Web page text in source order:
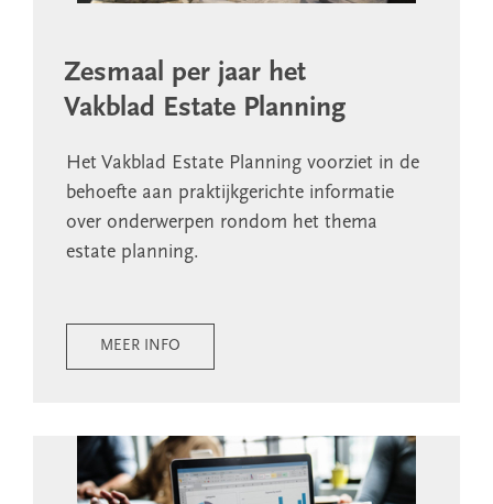
Zesmaal per jaar het
Vakblad Estate Planning
Het Vakblad Estate Planning voorziet in de
behoefte aan praktijkgerichte informatie
over onderwerpen rondom het thema
estate planning.
MEER INFO